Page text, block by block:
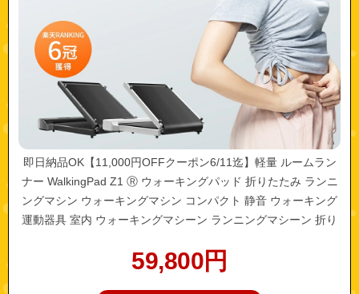
即日納品OK【11,000円OFFクーポン6/11迄】軽量 ルームラン
ナー WalkingPad Z1 Ⓡ ウォーキングパッド 折りたたみ ランニ
ングマシン ウォーキングマシン コンパクト 静音 ウォーキング
運動器具 室内 ウォーキングマシーン ランニングマシーン 折り
59,800円